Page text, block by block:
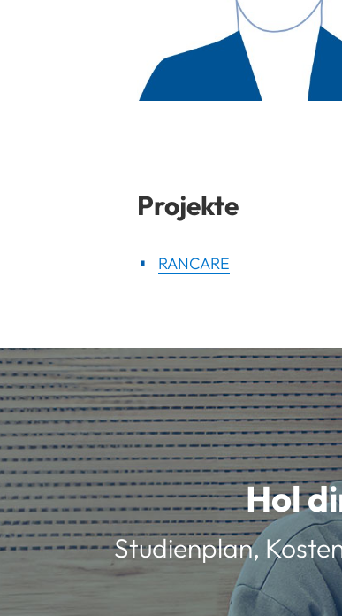
Projekte
RANCARE
Hol
Studienplan,